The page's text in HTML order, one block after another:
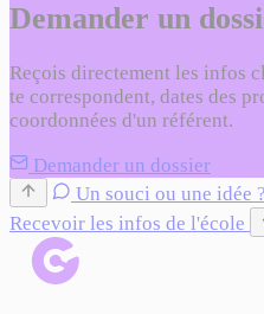
Demander un
Reçois directement les infos
te correspondent, dates des
coordonnées d'un référent.
Demander un dossier
Un souci ou une idée ?
Recevoir les infos de l'école